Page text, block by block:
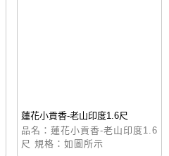
蓮花小貢香-老山印度1.6尺
品名：蓮花小貢香-老山印度1.6
尺 規格：如圖所示